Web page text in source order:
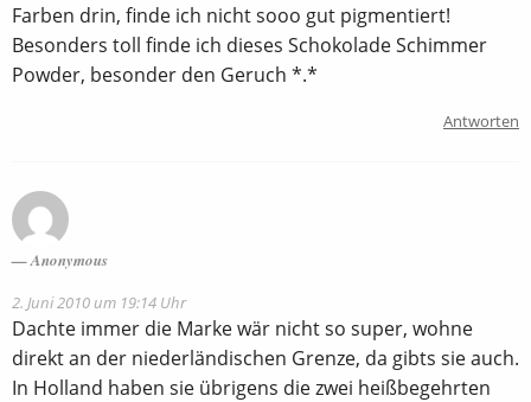
Farben drin, finde ich nicht sooo gut pigmentiert!
Besonders toll finde ich dieses Schokolade Schimmer
Powder, besonder den Geruch *.*
Antworten
Anonymous
2. Juni 2010 um 19:14 Uhr
Dachte immer die Marke wär nicht so super, wohne
direkt an der niederländischen Grenze, da gibts sie auch.
In Holland haben sie übrigens die zwei heißbegehrten